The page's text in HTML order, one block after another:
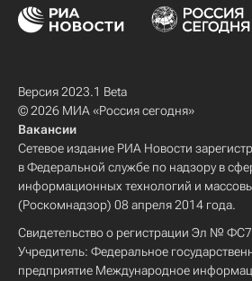
Республика Татарстан (Татарстан)
Версия 2023.1 Beta
© 2026 МИА «Россия сегодня»
Вакансии
Сетевое издание РИА Новости
в Федеральной службе по надзору в
информационных технологий и
(Роскомнадзор) 08 апреля 2014 года.
Свидетельство о регистрации Эл №
Учредитель: Федеральное
предприятие Международное